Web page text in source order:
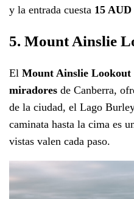
y la entrada cuesta 15 AUD
5. Mount Ainslie
El Mount Ainslie Lookout
miradores de Canberra,
de la ciudad, el Lago
caminata hasta la cima es
vistas valen cada paso.